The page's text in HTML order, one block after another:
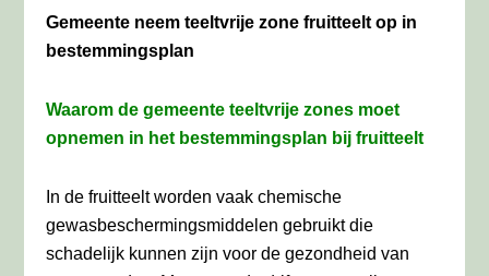
Gemeente neem teeltvrije zone fruitteelt op in
bestemmingsplan
Waarom de gemeente teeltvrije zones moet
opnemen in het bestemmingsplan bij fruitteelt
In de fruitteelt worden vaak chemische
gewasbeschermingsmiddelen gebruikt die
schadelijk kunnen zijn voor de gezondheid van